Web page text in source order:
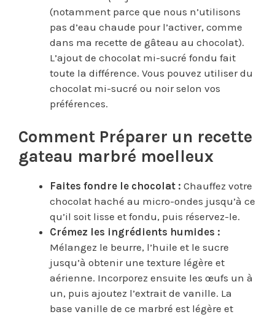
(notamment parce que nous n’utilisons
pas d’eau chaude pour l’activer, comme
dans ma recette de gâteau au chocolat).
L’ajout de chocolat mi-sucré fondu fait
toute la différence. Vous pouvez utiliser du
chocolat mi-sucré ou noir selon vos
préférences.
Comment Préparer un recette
gateau marbré moelleux
Faites fondre le chocolat : Chauffez votre
chocolat haché au micro-ondes jusqu’à ce
qu’il soit lisse et fondu, puis réservez-le.
Crémez les ingrédients humides :
Mélangez le beurre, l’huile et le sucre
jusqu’à obtenir une texture légère et
aérienne. Incorporez ensuite les œufs un à
un, puis ajoutez l’extrait de vanille. La
base vanille de ce marbré est légère et